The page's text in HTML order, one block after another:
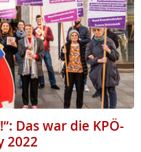
Das war die KPÖ-
2022